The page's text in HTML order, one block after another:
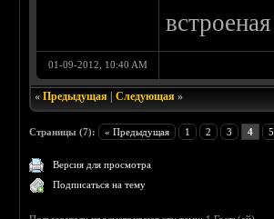
01-09-2012, 10:40 AM
«Предыдущая |Следующая »
Страницы (7): « Предыдущая 1 2 3 4 5
Версия для просмотра
Подписаться на тему